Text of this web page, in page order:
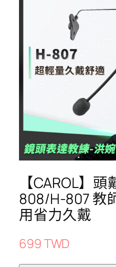
【CAROL】
808/H-807 教
用省力久戴
699 TWD